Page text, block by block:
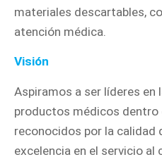
materiales descartables,
atención médica.
Visión
Aspiramos a ser líderes en
productos médicos dentro
reconocidos por la calidad
excelencia en el servicio al